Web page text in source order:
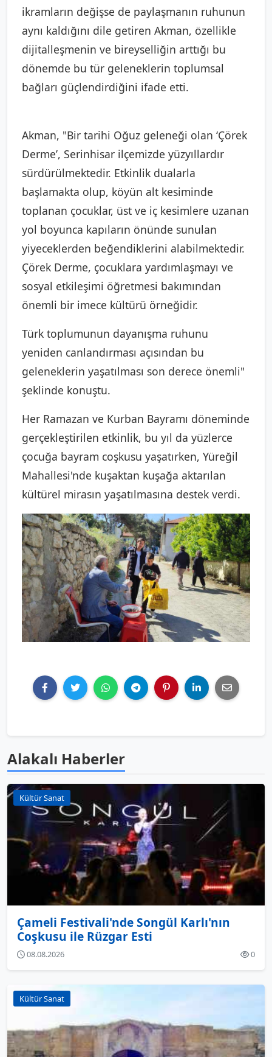
ikramların değişse de paylaşmanın ruhunun
aynı kaldığını dile getiren Akman, özellikle
dijitalleşmenin ve bireyselliğin arttığı bu
dönemde bu tür geleneklerin toplumsal
bağları güçlendirdiğini ifade etti.
Akman, "Bir tarihi Oğuz geleneği olan ‘Çörek
Derme’, Serinhisar ilçemizde yüzyıllardır
sürdürülmektedir. Etkinlik dualarla
başlamakta olup, köyün alt kesiminde
toplanan çocuklar, üst ve iç kesimlere uzanan
yol boyunca kapıların önünde sunulan
yiyeceklerden beğendiklerini alabilmektedir.
Çörek Derme, çocuklara yardımlaşmayı ve
sosyal etkileşimi öğretmesi bakımından
önemli bir imece kültürü örneğidir.
Türk toplumunun dayanışma ruhunu
yeniden canlandırması açısından bu
geleneklerin yaşatılması son derece önemli"
şeklinde konuştu.
Her Ramazan ve Kurban Bayramı döneminde
gerçekleştirilen etkinlik, bu yıl da yüzlerce
çocuğa bayram coşkusu yaşatırken, Yüreğil
Mahallesi'nde kuşaktan kuşağa aktarılan
kültürel mirasın yaşatılmasına destek verdi.
Alakalı Haberler
Kültür Sanat
Çameli Festivali'nde Songül Karlı'nın
Coşkusu ile Rüzgar Esti
08.08.2026 0
Kültür Sanat